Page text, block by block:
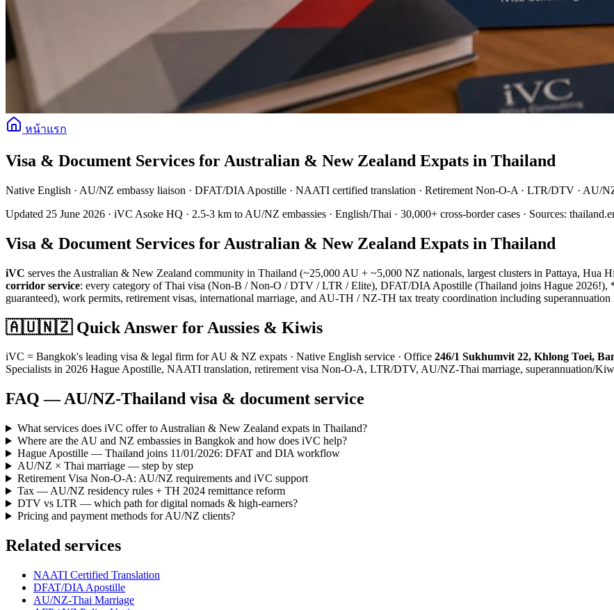
หน้าแรก
Visa & Document Services for Australian & New Zealand Expats in Thailand
Native English · AU/NZ embassy liaison · DFAT/DIA Apostille · NAATI certified translation · Retirement Non-O-A · LTR/DTV · AU/
Updated 25 June 2026 · iVC Asoke HQ · 2.5-3 km to AU/NZ embassies · English/Thai · 30,000+ cross-border cases · Sources:
Visa & Document Services for Australian & New Zealand Expats in Thailand
iVC serves the Australian & New Zealand community in Thailand (~25,000 AU + ~5,000 NZ nationals, largest clusters in Pattaya, Hua
corridor service: every category of Thai visa (Non-B / Non-O / DTV / LTR / Elite), DFAT/DIA Apostille (Thailand joins Hague
guaranteed), work permits, retirement visas, international marriage, and AU-TH / NZ-TH tax treaty coordination including
🇦🇺🇳🇿 Quick Answer for Aussies & Kiwis
iVC = Bangkok's leading visa & legal firm for AU & NZ expats · Native English service · Office 246/1 Sukhumvit 22, Khlong Toei,
Specialists in 2026 Hague Apostille, NAATI translation, retirement visa Non-O-A, LTR/DTV, AU/NZ-Thai marriage, superannuation/
FAQ — AU/NZ-Thailand visa & document service
What services does iVC offer to Australian & New Zealand expats in Thailand?
Where are the AU and NZ embassies in Bangkok and how does iVC help?
Hague Apostille — Thailand joins 11/01/2026: DFAT and DIA workflow
AU/NZ × Thai marriage — step by step
Retirement Visa Non-O-A: AU/NZ requirements and iVC support
Tax — AU/NZ residency rules + TH 2024 remittance reform
DTV vs LTR — which path for digital nomads & high-earners?
Pricing and payment methods for AU/NZ clients?
Related services
NAATI Certified Translation
DFAT/DIA Apostille
AU/NZ-Thai Marriage